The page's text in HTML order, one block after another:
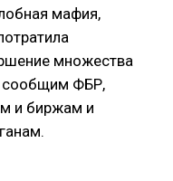
мафия,
множества
сообщим ФБР,
и биржам и